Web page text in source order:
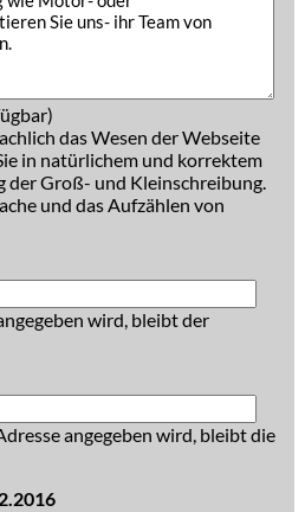
das Wesen der Webseite
in natürlichem und korrektem
der Groß- und Kleinschreibung.
und das Aufzählen von
wird, bleibt der
angegeben wird, bleibt die